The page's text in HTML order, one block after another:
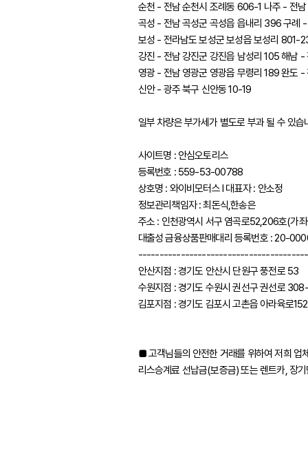
순천 - 전남 순천시 조례동 606-1 나주 - 전
곡성 - 전남 곡성군 곡성읍 읍내리 396 구례
보성 - 전라남도 보성군 보성읍 보성리 801-
강진 - 전남 강진군 강진읍 남성리 105 해남
영광 - 전남 영광군 영광읍 무령리 189 완도
신안 - 광주 북구 신안동 10-19
일부 차량은 부가세가 별도로 부과 될 수 있습
사이트명 : 안심오토리스
등록번호 : 559-53-00788
상호명 : 와이비모터스 l 대표자 : 안소정
정보관리책임자 : 최돈식,한송은
주소 : 인천광역시 서구 염곡로52,206호(가
대출성 금융상품판매대리 등록번호 : 20-
안산지점 : 경기도 안산시 단원구 풍전로 53
수원지점 : 경기도 수원시 권선구 권선로
김포지점 : 경기도 김포시 고촌읍 아라육로
■ 고객님들의 안전한 거래를 위하여 저희 업
리스승계료 선납금(보증금) 또는 렌트카, 장